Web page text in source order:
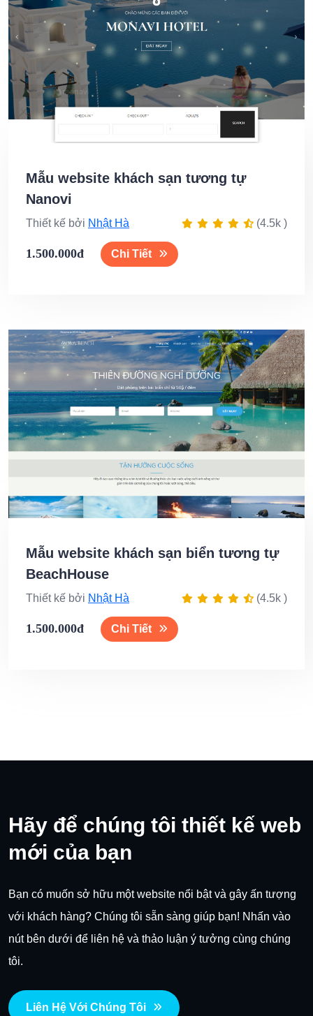
Mẫu website khách sạn tương tự
Nanovi
Thiết kế bởi Nhật Hà (4.5k )
1.500.000đ Chi Tiết
Mẫu website khách sạn biển tương tự
BeachHouse
Thiết kế bởi Nhật Hà (4.5k )
1.500.000đ Chi Tiết
Hãy để chúng tôi thiết kế web
mới của bạn
Bạn có muốn sở hữu một website nổi bật và gây ấn tượng
với khách hàng? Chúng tôi sẵn sàng giúp bạn! Nhấn vào
nút bên dưới để liên hệ và thảo luận ý tưởng cùng chúng
tôi.
Liên Hệ Với Chúng Tôi